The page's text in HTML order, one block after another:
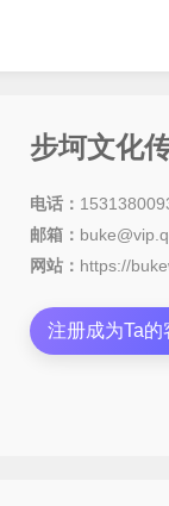
步坷文化
电话：
邮箱：
网站： https://
注册成为Ta的